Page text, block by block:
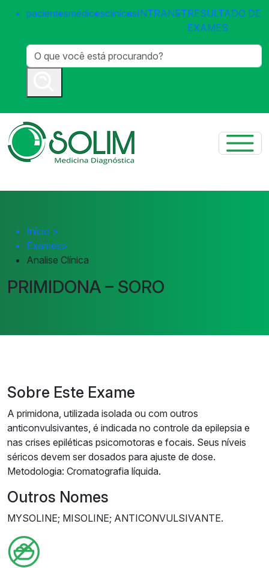
pacientesmédicosclínicasINTRANETRESULTADO DE
EXAMES
Início >
Exames>
Analise Clínica
PRIMIDONA – SORO
Sobre Este Exame
A primidona, utilizada isolada ou com outros
anticonvulsivantes, é indicada no controle da epilepsia e
nas crises epiléticas psicomotoras e focais. Seus níveis
séricos devem ser dosados para ajuste de dose.
Metodologia: Cromatografia líquida.
Outros Nomes
MYSOLINE; MISOLINE; ANTICONVULSIVANTE.